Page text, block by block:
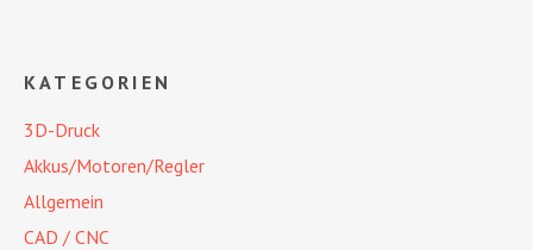
KATEGORIEN
3D-Druck
Akkus/Motoren/Regler
Allgemein
CAD / CNC